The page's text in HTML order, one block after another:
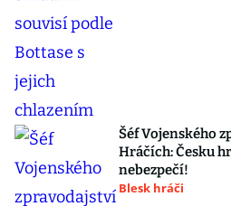
Šéf Vojenského
Hráčích: Česku
nebezpečí!
Blesk hráči